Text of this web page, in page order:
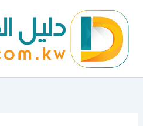
المحتوى